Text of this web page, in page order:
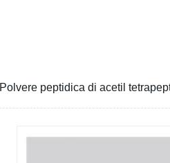
Polvere peptidica di acetil